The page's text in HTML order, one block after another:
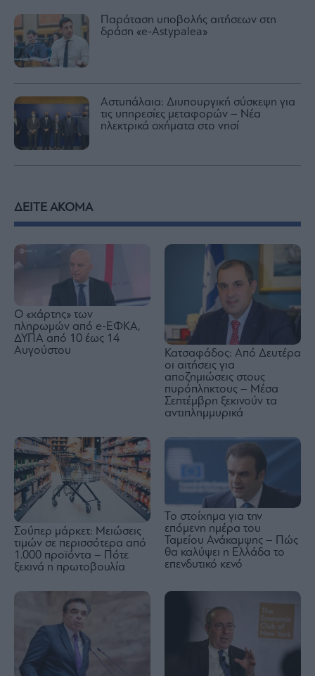
Παράταση υποβολής αιτήσεων στη
δράση «e-Astypalea»
Αστυπάλαια: Διυπουργική σύσκεψη για
τις υπηρεσίες μεταφορών – Νέα
ηλεκτρικά οχήματα στο νησί
ΔΕΙΤΕ ΑΚΟΜΑ
Ο «χάρτης» των
πληρωμών από e-ΕΦΚΑ,
ΔΥΠΑ από 10 έως 14
Αυγούστου
Κατσαφάδος: Από Δευτέρα
οι αιτήσεις για
αποζημιώσεις στους
πυρόπληκτους – Μέσα
Σεπτέμβρη ξεκινούν τα
αντιπλημμυρικά
Σούπερ μάρκετ: Μειώσεις
τιμών σε περισσότερα από
1.000 προϊόντα – Πότε
ξεκινά η πρωτοβουλία
Το στοίχημα για την
επόμενη ημέρα του
Ταμείου Ανάκαμψης – Πώς
θα καλύψει η Ελλάδα το
επενδυτικό κενό